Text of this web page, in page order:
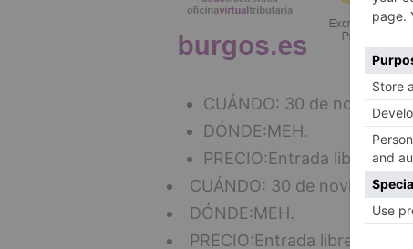
CUÁNDO: 30 de
DÓNDE:MEH.
PRECIO:Entrada libre.
CUÁNDO: 30 de noviembre,
DÓNDE:MEH.
PRECIO:Entrada libre.